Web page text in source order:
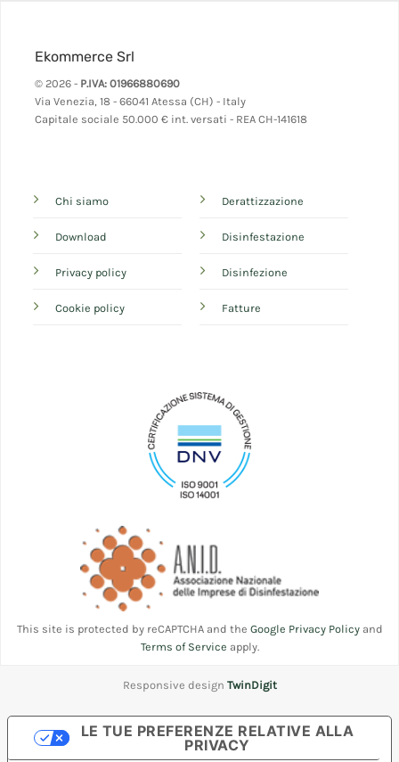
Ekommerce Srl
© 2026 - P.IVA: 01966880690
Via Venezia, 18 - 66041 Atessa (CH) - Italy
Capitale sociale 50.000 € int. versati - REA CH-141618
Chi siamo
Download
Privacy policy
Cookie policy
Derattizzazione
Disinfestazione
Disinfezione
Fatture
This site is protected by reCAPTCHA and the Google Privacy Policyand
Terms of Service apply.
Responsive design TwinDigit
LE TUE PREFERENZE RELATIVE ALLA
PRIVACY